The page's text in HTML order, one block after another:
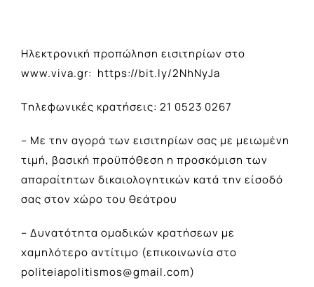
Ηλεκτρονική προπώληση εισιτηρίων στο
www.viva.gr: https://bit.ly/2NhNyJa
Tηλεφωνικές κρατήσεις: 21 0523 0267
– Με την αγορά των εισιτηρίων σας με μειωμένη
τιμή, βασική προϋπόθεση η προσκόμιση των
απαραίτητων δικαιολογητικών κατά την είσοδό
σας στον χώρο του θεάτρου
– Δυνατότητα ομαδικών κρατήσεων με
χαμηλότερο αντίτιμο (επικοινωνία στο
politeiapolitismos@gmail.com)